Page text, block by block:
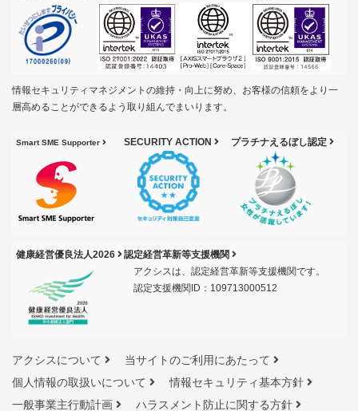
情報セキュリティマネジメントの維持・向上に努め、お客様の信頼をより一
層高めることができるよう取り組んでまいります。
Smart SME Supporter SECURITY ACTION プラチナえるぼし認定
健康経営優良法人2026
認定経営革新等支援機関
アクシスは、認定経営革新等支援機関です。
認定支援機関ID：109713000512
アクシスについて
当サイトのご利用にあたって
個人情報の取扱いについて
情報セキュリティ基本方針
一般事業主行動計画
ハラスメント防止に関する方針